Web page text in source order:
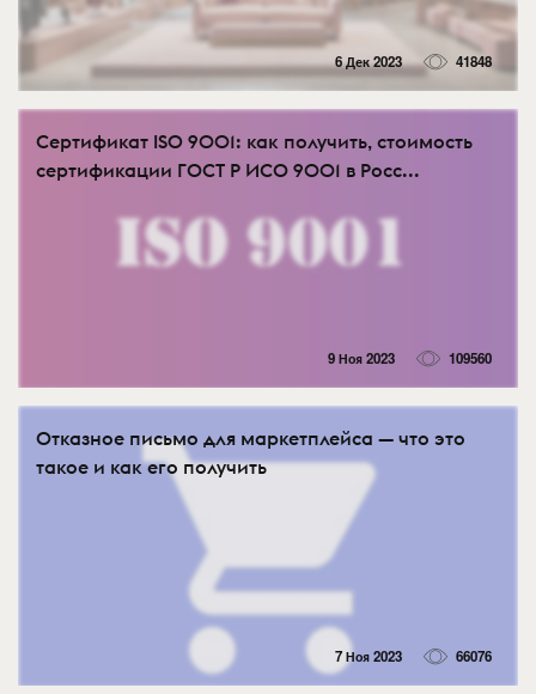
6 Дек 2023 41848
Сертификат ISO 9001: как получить, стоимость
сертификации ГОСТ Р ИСО 9001 в Росс...
9 Ноя 2023 109560
Отказное письмо для маркетплейса — что это
такое и как его получить
7 Ноя 2023 66076